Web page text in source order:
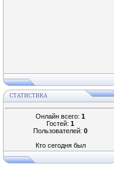
СТАТИСТИКА
Онлайн всего: 1
Гостей: 1
Пользователей: 0
Кто сегодня был